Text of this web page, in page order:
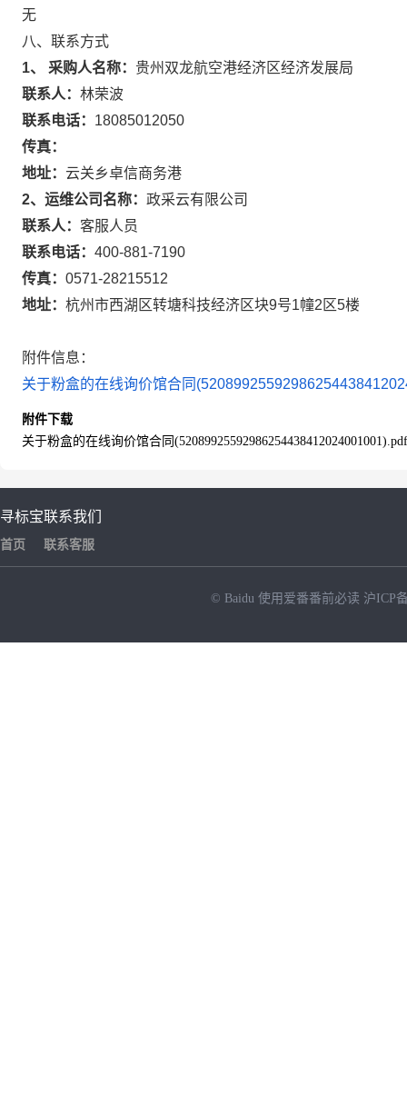
无
八、联系方式
1、 采购人名称： 贵州双龙航空港经济区经济发展局
联系人： 林荣波
联系电话： 18085012050
传真：
地址： 云关乡卓信商务港
2、运维公司名称： 政采云有限公司
联系人： 客服人员
联系电话： 400-881-7190
传真： 0571-28215512
地址： 杭州市西湖区转塘科技经济区块9号1幢2区5楼
附件信息：
关于粉盒的在线询价馆合同
附件下载
关于粉盒的在线询价馆合同(52089925592986254438412024001001).pdf
寻标宝
首页
联系我们
联系客服
© Baidu 使用爱番番前必读 沪ICP